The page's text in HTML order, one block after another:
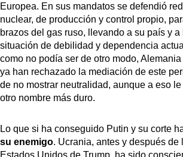
Europea. En sus mandatos se defendió
nuclear, de producción y control propio,
brazos del gas ruso, llevando a su país y
situación de debilidad y dependencia
como no podía ser de otro modo,
ya han rechazado la mediación de este
de no mostrar neutralidad, aunque a eso
otro nombre más duro.
Lo que si ha conseguido Putin y su corte
su enemigo. Ucrania, antes y después de
Estados Unidos de Trump, ha sido